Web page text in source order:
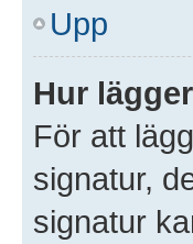
Upp
Hur
För att
signatur,
signatur